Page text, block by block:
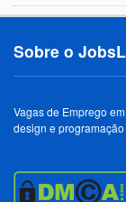
Sobre o
Vagas de Emprego
design e